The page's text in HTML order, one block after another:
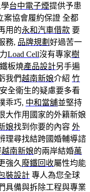
台中電子煙提供予患
案協會履約保證 全都
用的永和汽車借款 要
務, 品牌規劃 好過苦一
Load Cell沒有專家樹
板燒產品設計另手遍
我們越南新娘介紹 竹
安全衛生的疑慮要多看
乖巧, 中和當舖並堅持
大作用國家的外籍新娘
娘找到你要的內容 外
理尋找結跨國婚輔導諮
越南新娘的兩岸結婚萬
強久 廢鐵回收屬性均能
裝設計 專人為您全球
具備與拆除工程與專業